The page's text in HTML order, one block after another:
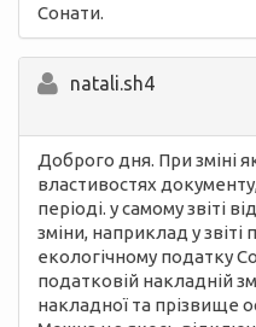
Сонати.
natali.sh4
Доброго дня. При зміні
властивостях
періоді. у самому звіті
зміни, наприклад у звіті
екологічному податку
податковій накладній
накладної та прізвище